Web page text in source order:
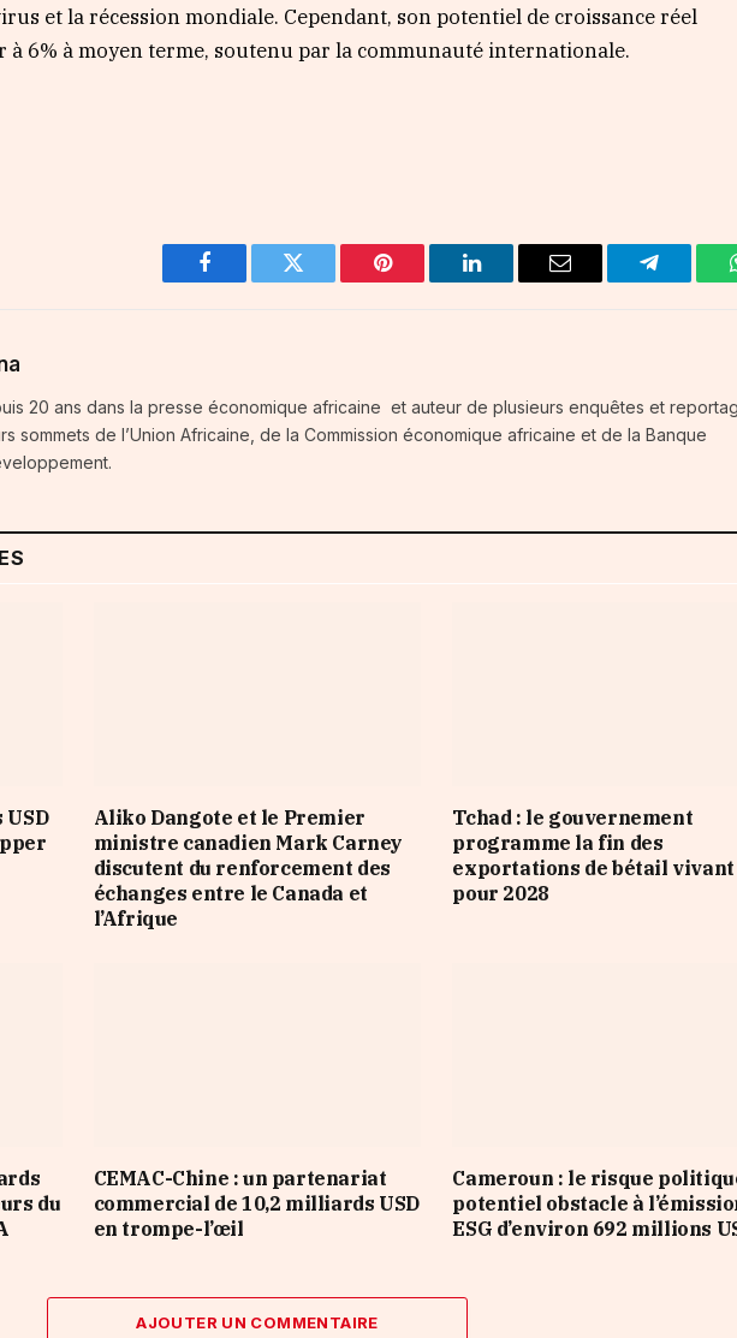
et la récession mondiale. Cependant, son potentiel de croissance réel
6% à moyen terme, soutenu par la communauté internationale.
Facebook Twitter Pinterest LinkedIn Email Telegram
20 ans dans la presse économique africaine et auteur de plusieurs enquêtes et
sommets de l’Union Africaine, de la Commission économique africaine et de la Banque
Aliko Dangote et le Premier
ministre canadien Mark Carney
discutent du renforcement des
échanges entre le Canada et
l’Afrique
Tchad : le gouvernement
programme la fin des
exportations de bétail vivant
pour 2028
du
CEMAC-Chine : un partenariat
commercial de 10,2 milliards USD
en trompe-l’œil
Cameroun : le risque
potentiel obstacle à
ESG d’environ 692 millions
AJOUTER UN COMMENTAIRE